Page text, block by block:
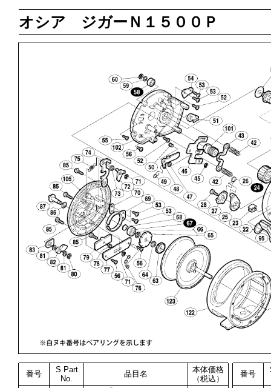
オシア ジガーＮ１５００Ｐ
番号
S Part
No.
品目名
本体価格
（税込）
番号